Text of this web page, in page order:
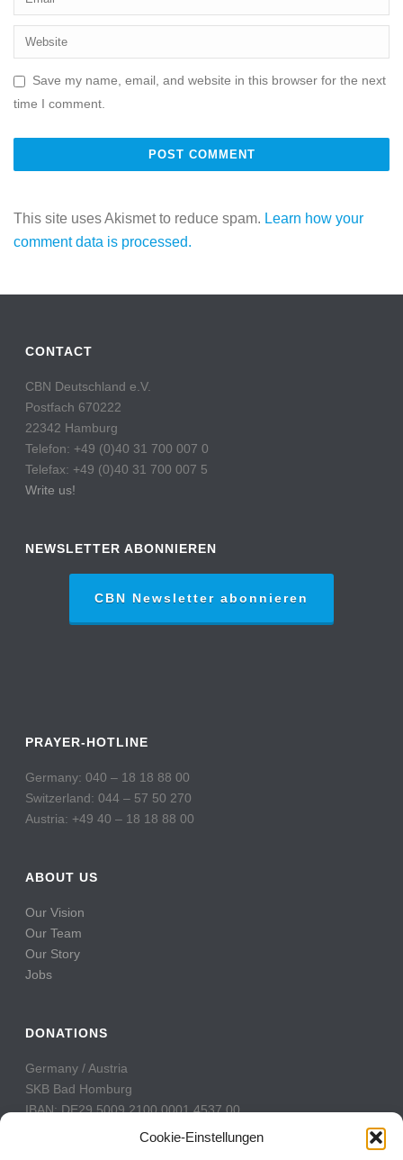
Cookie-Einstellungen
Save my name, email, and website in this browser for the next
time I comment.
This site uses Akismet to reduce spam. Learn how your
comment data is processed.
CONTACT
CBN Deutschland e.V.
Postfach 670222
22342 Hamburg
Telefon: +49 (0)40 31 700 007 0
Telefax: +49 (0)40 31 700 007 5
Write us!
NEWSLETTER ABONNIEREN
CBN Newsletter abonnieren
PRAYER-HOTLINE
Germany: 040 – 18 18 88 00
Switzerland: 044 – 57 50 270
Austria: +49 40 – 18 18 88 00
ABOUT US
Our Vision
Our Team
Our Story
Jobs
DONATIONS
Germany / Austria
SKB Bad Homburg
IBAN: DE29 5009 2100 0001 4537 00
BIC: GENODE51BH2